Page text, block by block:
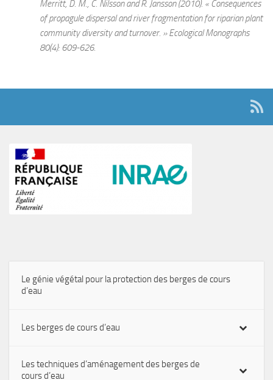
Merritt, D. M., C. Nilsson and R. Jansson (2010). « Consequences
of propagule dispersal and river fragmentation for riparian plant
community diversity and turnover. » Ecological Monographs
80(4): 609-626.
Le génie végétal pour la protection des berges de cours
d’eau
Les berges de cours d’eau
Les techniques d’aménagement des berges de
cours d’eau